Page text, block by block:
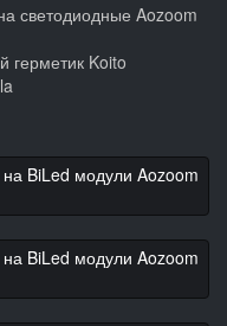
светодиодные Aozoom
герметик Koito